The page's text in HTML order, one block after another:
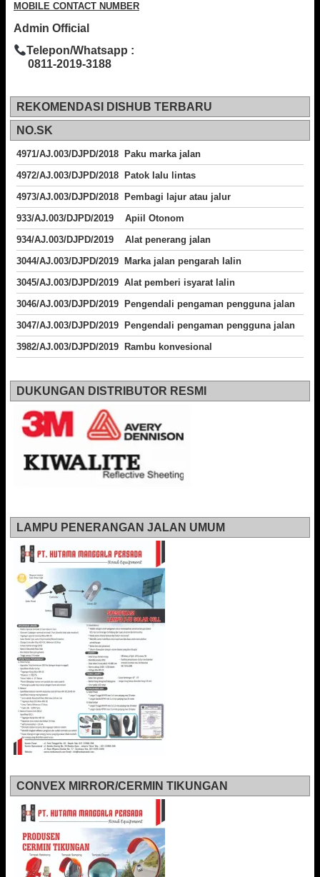
MOBILE CONTACT NUMBER
Admin Official
Telepon/Whatsapp :
0811-2019-3188
REKOMENDASI DISHUB TERBARU
NO.SK
4971/AJ.003/DJPD/2018 Paku marka jalan
4972/AJ.003/DJPD/2018 Patok lalu lintas
4973/AJ.003/DJPD/2018
Pembagi lajur atau jalur
933/AJ.003/DJPD/2019 Apiil Otonom
934/AJ.003/DJPD/2019 Alat penerang jalan
3044/AJ.003/DJPD/2019 Marka jalan pengarah lalin
3045/AJ.003/DJPD/2019 Alat pemberi isyarat lalin
3046/AJ.003/DJPD/2019 Pengendali pengaman pengguna jalan
3047/AJ.003/DJPD/2019 Pengendali pengaman pengguna jalan
3982/AJ.003/DJPD/2019 Rambu konvesional
DUKUNGAN DISTRIBUTOR RESMI
LAMPU PENERANGAN JALAN UMUM
CONVEX MIRROR/CERMIN TIKUNGAN